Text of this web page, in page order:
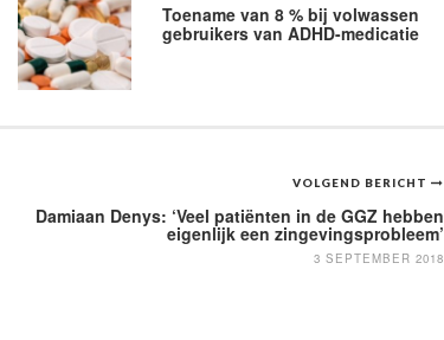
Toename van 8 % bij volwassen
gebruikers van ADHD-medicatie
VOLGEND BERICHT
Damiaan Denys: ‘Veel patiënten in de GGZ hebben
eigenlijk een zingevingsprobleem’
3 SEPTEMBER 2018